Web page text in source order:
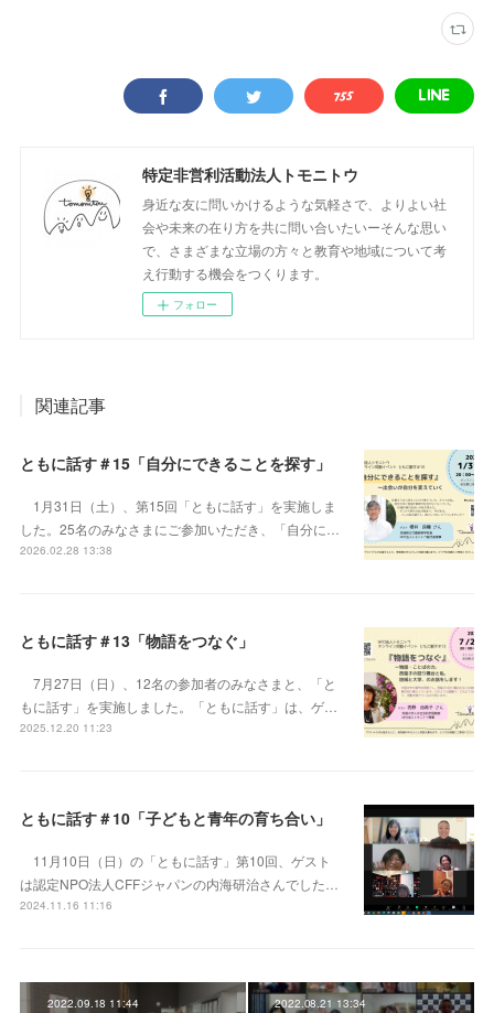
特定非営利活動法人トモニトウ
身近な友に問いかけるような気軽さで、よりよい社
会や未来の在り方を共に問い合いたいーそんな思い
で、さまざまな立場の方々と教育や地域について考
え行動する機会をつくります。
フォロー
関連記事
ともに話す＃15「自分にできることを探す」
1月31日（土）、第15回「ともに話す」を実施しま
した。25名のみなさまにご参加いただき、「自分に…
2026.02.28 13:38
ともに話す＃13「物語をつなぐ」
7月27日（日）、12名の参加者のみなさまと、「と
もに話す」を実施しました。「ともに話す」は、ゲ…
2025.12.20 11:23
ともに話す＃10「子どもと青年の育ち合い」
11月10日（日）の「ともに話す」第10回、ゲスト
は認定NPO法人CFFジャパンの内海研治さんでした…
2024.11.16 11:16
2022.09.18 11:44 2022.08.21 13:34